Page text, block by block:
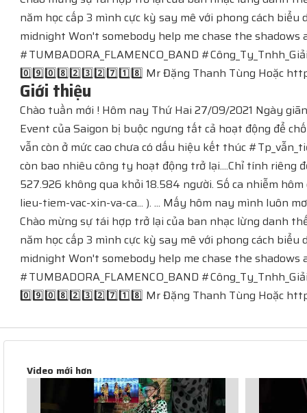
năm học cấp 3 mình cực kỳ say mê với phong cách
midnight Won't somebody help me chase the
#TUMBADORA_FLAMENCO_BAND​​​​
0️⃣9️⃣0️⃣8️⃣2️⃣3️⃣2️⃣7️⃣1️⃣8️⃣ Mr Đặng Thanh Tùng Hoặc
Giới thiệu
Chào tuần mới ! Hôm nay Thứ Hai 27/09/2021 Ngày
Event của Saigon bị buộc ngưng tất cả hoạt động để
vẫn còn ở mức cao chưa có dấu hiệu kết thúc
còn bao nhiêu công ty hoạt động trở lại....Chỉ tính riêng
527.926 không qua khỏi 18.584 người. Số ca nhiễm
lieu-tiem-vac-xin-va-ca... ). ... Mấy hôm nay mình luôn
Chào mừng sự tái hợp trở lại của ban nhạc lừng danh
năm học cấp 3 mình cực kỳ say mê với phong cách
midnight Won't somebody help me chase the
#TUMBADORA_FLAMENCO_BAND​​​​
0️⃣9️⃣0️⃣8️⃣2️⃣3️⃣2️⃣7️⃣1️⃣8️⃣ Mr Đặng Thanh Tùng Hoặc
Video mới hơn